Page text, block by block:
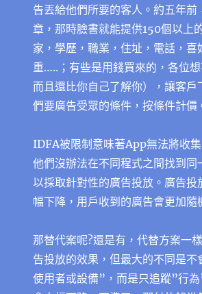
告丟給他們所要的客人。約五年前
章，那時臉書就能提供150個以上
家，學歷，職業，住址，電話，喜
重…..；有些是用錢買來的，各位想
而且還比你自己了解你），讓客戶
們要廣告受眾的條件，按條件計價
IDFA被限制意味著App無法將收集
他們沒辦法在不同程式之間找到同
以採取針對性的廣告投放。廣告投
幅下降，用戶收到的廣告會更加隨
那替代案呢?還是有，代替方案一
告投放的效果，但最大的不同是不
使用者或設備”，而是只追蹤”行